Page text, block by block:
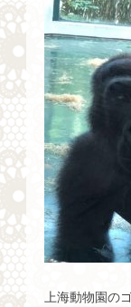
上海動物園の